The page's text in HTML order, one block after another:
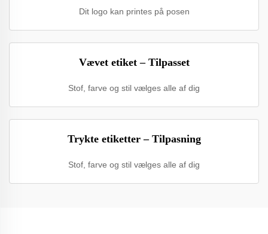
Dit logo kan printes på posen
Vævet etiket – Tilpasset
Stof, farve og stil vælges alle af dig
Trykte etiketter – Tilpasning
Stof, farve og stil vælges alle af dig